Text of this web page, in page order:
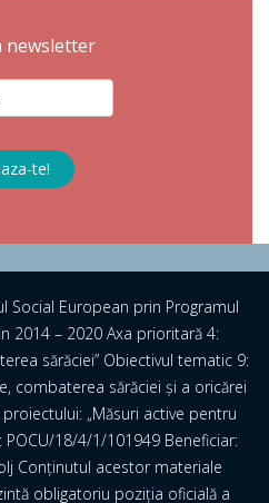
newsletter
Social European prin Programul
2014 – 2020 Axa prioritară 4:
sărăciei” Obiectivul tematic 9:
combaterea sărăciei și a oricărei
„Măsuri active pentru
POCU/18/4/1/101949 Beneficiar:
Conţinutul acestor materiale
obligatoriu poziţia oficială a